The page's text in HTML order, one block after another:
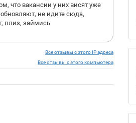
что вакансии у них висят уже
не идите сюда,
плиз, займись
Все отзывы с этого IP адреса
Все отзывы с этого компьютера